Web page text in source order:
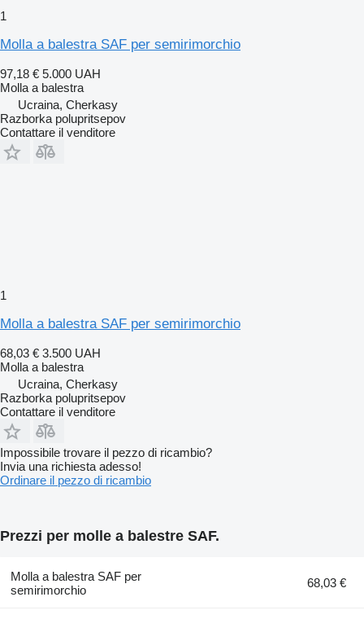
1
Molla a balestra SAF per semirimorchio
97,18 € 5.000 UAH
Molla a balestra
Ucraina, Cherkasy
Razborka polupritsepov
Contattare il venditore
1
Molla a balestra SAF per semirimorchio
68,03 € 3.500 UAH
Molla a balestra
Ucraina, Cherkasy
Razborka polupritsepov
Contattare il venditore
Impossibile trovare il pezzo di ricambio?
Invia una richiesta adesso!
Ordinare il pezzo di ricambio
Prezzi per molle a balestre SAF.
Molla a balestra SAF per
semirimorchio
68,03 €